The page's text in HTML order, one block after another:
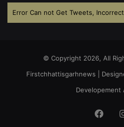
Error Can not Get Tweets,
© Copyright 2026, All
Firstchhattisgarhnews |
Developement